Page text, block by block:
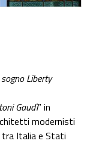
Liberty
Gaudì” in
modernisti
tra Italia e Stati